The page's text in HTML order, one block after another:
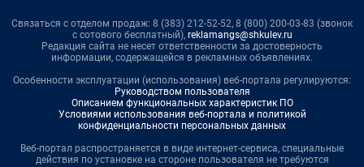
Связаться с отделом продаж: 8 (383) 212-52-52, 8 (800) 200-03-83 (звонок
с сотового бесплатный), reklamangs@shkulev.ru
Редакция сайта не несет ответственности за достоверность
информации, содержащейся в рекламных объявлениях.
Особенности эксплуатации (использования) веб-портала регулируются:
Руководством пользователя
Описанием функциональных характеристик ПО
Условиями использования веб-портала и политикой
конфиденциальности персональных данных
Веб-портал распространяется в виде интернет-сервиса, специальные
действия по установке на стороне пользователя не требуются